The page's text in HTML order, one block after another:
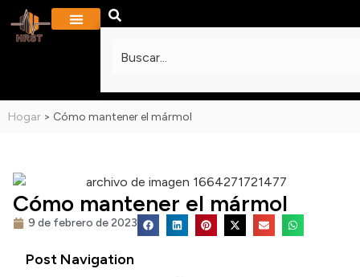
Hogar > Cómo mantener el mármol
Cómo mantener el mármol
9 de febrero de 2023
Post Navigation